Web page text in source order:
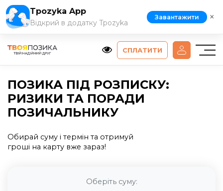
СПЛАТИТИ
ПОЗИКА ПІД РОЗПИСКУ:
РИЗИКИ ТА ПОРАДИ
ПОЗИЧАЛЬНИКУ
Обирай суму і термін та отримуй
гроші на карту вже зараз!
Оберіть суму:
Tpozyka App
Відкрий в додатку Tpozyka
Завантажити ×